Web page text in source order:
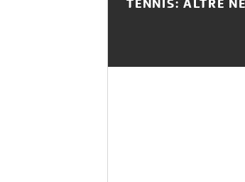
TENNIS: ALTRE